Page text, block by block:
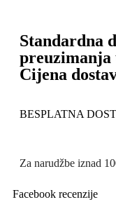
Standardna
preuzimanja
Cijena
BESPLATNA
Za narudžbe iznad
Facebook recenzije